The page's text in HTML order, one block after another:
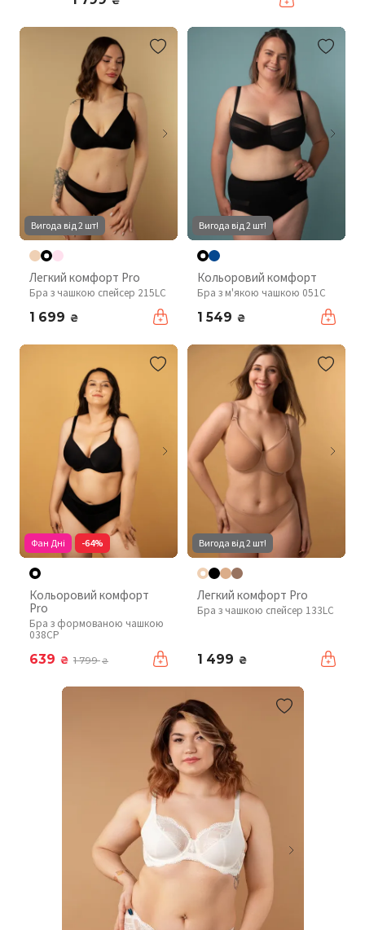
Вигода від 2 шт!
Легкий комфорт Pro
Бра з чашкою спейсер 215LC
1 699 ₴
Вигода від 2 шт!
Кольоровий комфорт
Бра з м'якою чашкою 051C
1 549 ₴
Фан Дні -64%
Кольоровий комфорт
Pro
Бра з формованою чашкою
038CP
639 ₴ 1 799₴
Вигода від 2 шт!
Легкий комфорт Pro
Бра з чашкою спейсер 133LC
1 499 ₴